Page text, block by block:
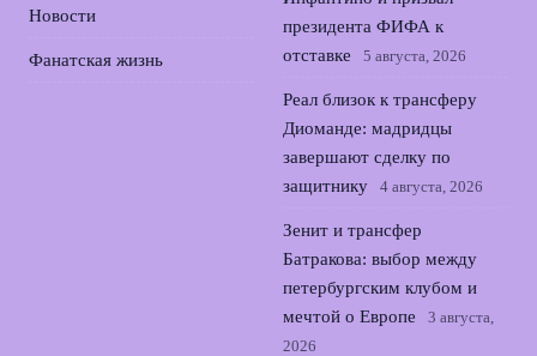
Новости
Фанатская жизнь
президента ФИФА к
отставке
5 августа, 2026
Реал близок к трансферу
Диоманде: мадридцы
завершают сделку по
защитнику
4 августа, 2026
Зенит и трансфер
Батракова: выбор между
петербургским клубом и
мечтой о Европе
3 августа,
2026